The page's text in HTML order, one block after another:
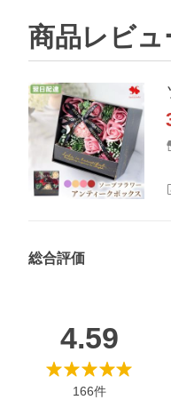
商品レビュ
総合評価
4.59
166件